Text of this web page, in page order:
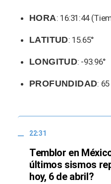
HORA: 16:31:44
LATITUD: 15.65°
LONGITUD: -93.96°
PROFUNDIDAD:
22:31
Temblor en
últimos sismos
hoy, 6 de abril?